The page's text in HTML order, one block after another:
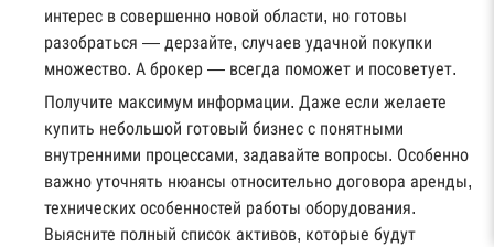
интерес в совершенно новой области, но готовы
разобраться — дерзайте, случаев удачной покупки
множество. А брокер — всегда поможет и посоветует.
Получите максимум информации. Даже если желаете
купить небольшой готовый бизнес с понятными
внутренними процессами, задавайте вопросы. Особенно
важно уточнять нюансы относительно договора аренды,
технических особенностей работы оборудования.
Выясните полный список активов, которые будут